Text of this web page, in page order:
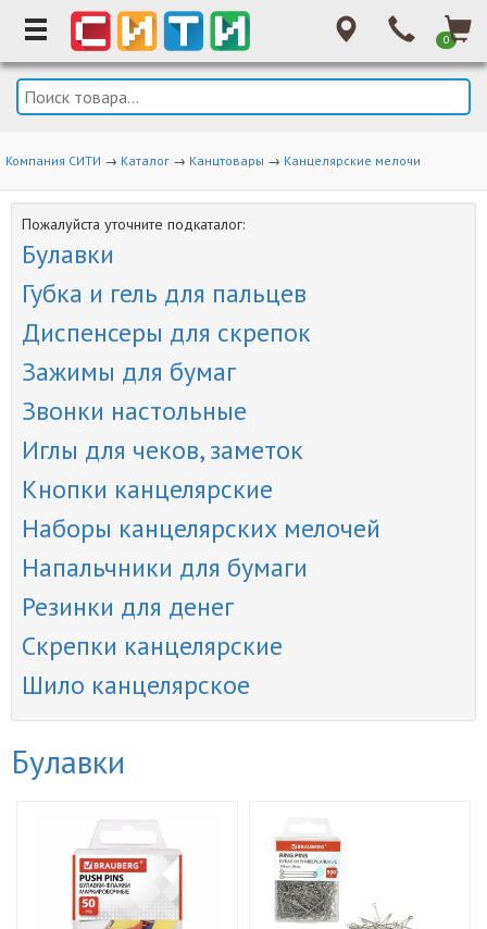
0
Компания СИТИ → Каталог → Канцтовары → Канцелярские мелочи
Пожалуйста уточните подкаталог:
Булавки
Губка и гель для пальцев
Диспенсеры для скрепок
Зажимы для бумаг
Звонки настольные
Иглы для чеков, заметок
Кнопки канцелярские
Наборы канцелярских мелочей
Напальчники для бумаги
Резинки для денег
Скрепки канцелярские
Шило канцелярское
Булавки